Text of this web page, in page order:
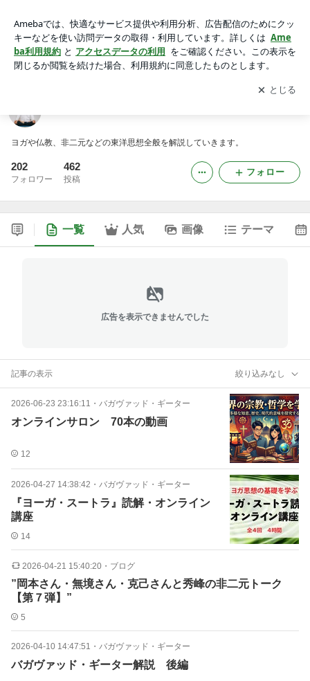
アプリをダウンロードして ブログの更新通知
を受け取りまし
ょう。
開く
ヨガや仏教、非二元などの東洋思想全般を解説していきます。
202
フォロワー
462
投稿
フォロー
一覧 人気 画像 テーマ
広告を表示できませんでした
記事の表示 絞り込みなし
2026-06-23 23:16:11 ・ バガヴァッド・ギーター
オンラインサロン 70本の動画
12
2026-04-27 14:38:42 ・ バガヴァッド・ギーター
『ヨーガ・スートラ』読解・オンライン
講座
14
2026-04-21 15:40:20 ・ ブログ
”岡本さん・無境さん・克己さんと秀峰の非二元トーク
【第７弾】”
5
2026-04-10 14:47:51 ・ バガヴァッド・ギーター
バガヴァッド・ギーター解説 後編